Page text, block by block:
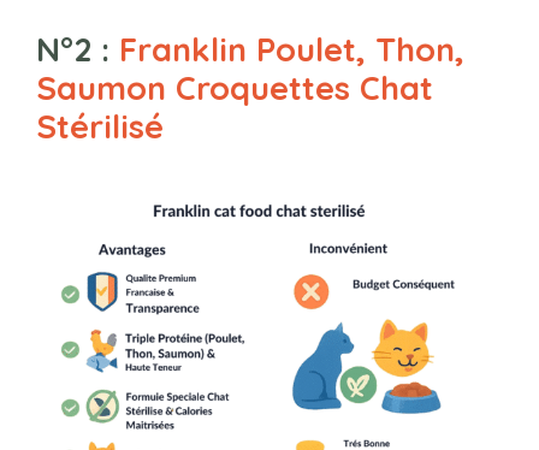
N°2 : Franklin Poulet, Thon,
Saumon Croquettes Chat
Stérilisé